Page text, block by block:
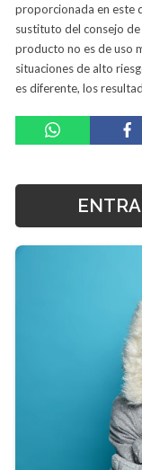
proporcionada en este
sustituto del consejo
producto no es de uso
situaciones de alto
es diferente, los